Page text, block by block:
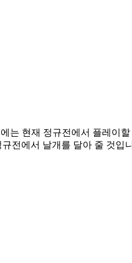
는 현재 정규전에서 플레이할
전에서 날개를 달아 줄 것입니